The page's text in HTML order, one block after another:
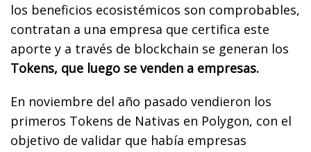
los beneficios ecosistémicos son comprobables,
contratan a una empresa que certifica este
aporte y a través de blockchain se generan los
Tokens, que luego se venden a empresas.
En noviembre del año pasado vendieron los
primeros Tokens de Nativas en Polygon, con el
objetivo de validar que había empresas